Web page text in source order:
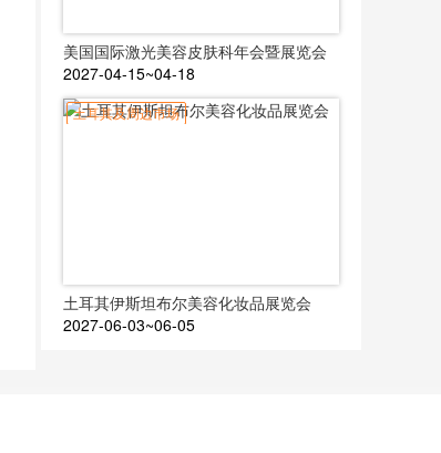
美国国际激光美容皮肤科年会暨展览会
2027-04-15~04-18
土耳其及周边市场
土耳其伊斯坦布尔美容化妆品展览会
2027-06-03~06-05